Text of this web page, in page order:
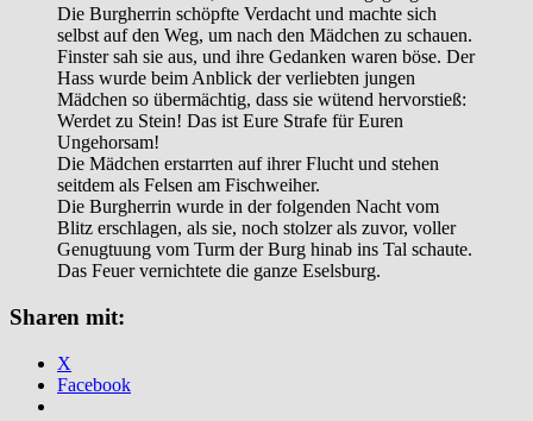
Die Burgherrin schöpfte Verdacht und machte sich
selbst auf den Weg, um nach den Mädchen zu schauen.
Finster sah sie aus, und ihre Gedanken waren böse. Der
Hass wurde beim Anblick der verliebten jungen
Mädchen so übermächtig, dass sie wütend hervorstieß:
Werdet zu Stein! Das ist Eure Strafe für Euren
Ungehorsam!
Die Mädchen erstarrten auf ihrer Flucht und stehen
seitdem als Felsen am Fischweiher.
Die Burgherrin wurde in der folgenden Nacht vom
Blitz erschlagen, als sie, noch stolzer als zuvor, voller
Genugtuung vom Turm der Burg hinab ins Tal schaute.
Das Feuer vernichtete die ganze Eselsburg.
Sharen mit:
X
Facebook